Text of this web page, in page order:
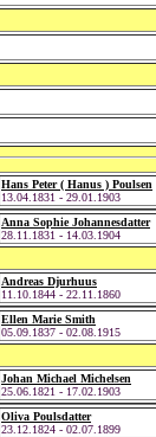
Hans Peter ( Hanus ) Poulsen
13.04.1831 - 29.01.1903
Anna Sophie Johannesdatter
28.11.1831 - 14.03.1904
Andreas Djurhuus
11.10.1844 - 22.11.1860
Ellen Marie Smith
05.09.1837 - 02.08.1915
Johan Michael Michelsen
25.06.1821 - 17.02.1903
Oliva Poulsdatter
23.12.1824 - 02.07.1899